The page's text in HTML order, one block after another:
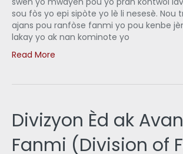
sou fòs yo epi sipòte yo lè li nesesè. Nou
ajans pou ranfòse fanmi yo pou kenbe
lakay yo ak nan kominote yo
Read More
Divizyon Èd ak
Fanmi (Division of